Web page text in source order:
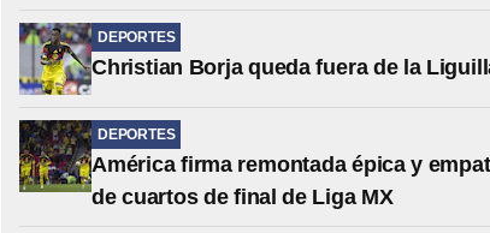
DEPORTES
Christian Borja queda fuera de la
DEPORTES
América firma remontada épica y
de cuartos de final de Liga MX